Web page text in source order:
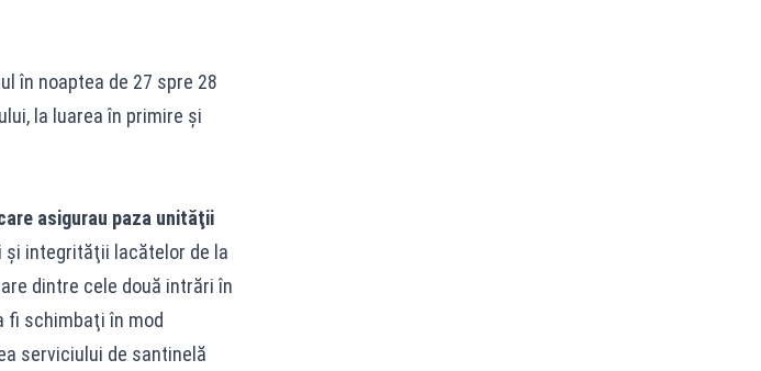
în noaptea de 27 spre 28
la luarea în primire şi
asigurau paza unităţii
integrităţii lacătelor de la
dintre cele două intrări în
fi schimbaţi în mod
serviciului de santinelă